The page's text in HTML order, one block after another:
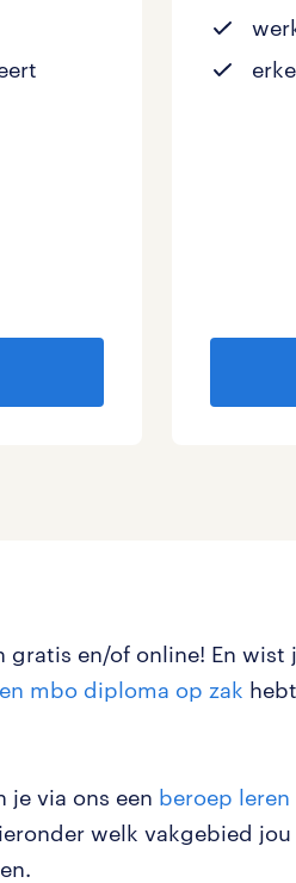
en/of online! En wist
mbo diploma op zak
je via ons een beroep leren
welk vakgebied jou